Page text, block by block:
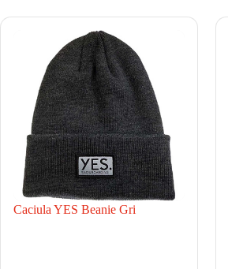
Caciula YES Beanie Gri